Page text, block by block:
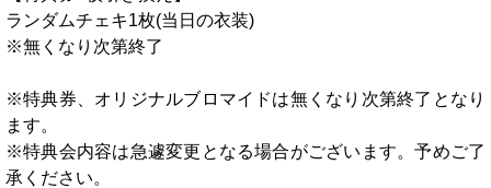
ランダムチェキ1枚(当日の衣装)
※無くなり次第終了
※特典券、オリジナルブロマイドは無くなり次第終了となり
ます。
※特典会内容は急遽変更となる場合がございます。予めご了
承ください。